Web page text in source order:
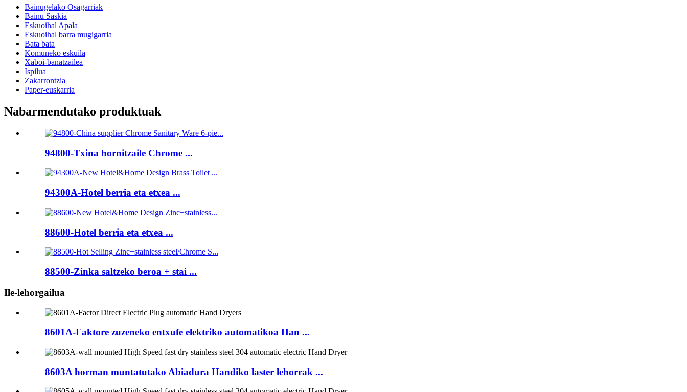
Bainugelako Osagarriak
Bainu Saskia
Eskuoihal Apala
Eskuoihal barra mugigarria
Bata bata
Komuneko eskuila
Xaboi-banatzailea
Ispilua
Zakarrontzia
Paper-euskarria
Nabarmendutako produktuak
94800-Txina hornitzaile Chrome ...
94300A-Hotel berria eta etxea ...
88600-Hotel berria eta etxea ...
88500-Zinka saltzeko beroa + stai ...
Ile-lehorgailua
8601A-Faktore zuzeneko entxufe elektriko automatikoa Han ...
8603A horman muntatutako Abiadura Handiko laster lehorrak ...